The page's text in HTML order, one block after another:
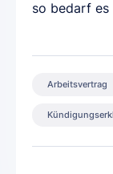
so bedarf es
Arbeitsvertrag